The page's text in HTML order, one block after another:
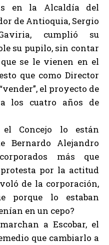
en la Alcaldía del
de Antioquia, Sergio
cumplió su
su pupilo, sin contar
se le vienen en el
que como Director
el proyecto de
los cuatro años de
Concejo lo están
Bernardo Alejandro
más que
por la actitud
de la corporación,
porque lo estaban
en un cepo?
a Escobar, el
que cambiarlo a